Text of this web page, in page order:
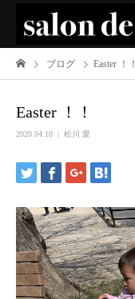
ブログ Easter ！！
Easter ！！
2020.04.10 松川 愛